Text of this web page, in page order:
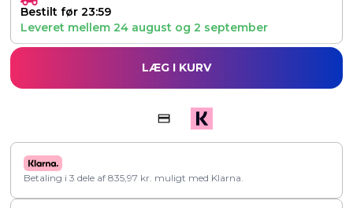
Bestilt før 23:59
Leveret mellem 24 august og 2 september
LÆG I KURV
Betaling i 3 dele af 835,97 kr. muligt med Klarna.